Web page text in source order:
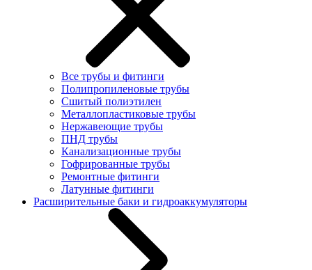
Все трубы и фитинги
Полипропиленовые трубы
Сшитый полиэтилен
Металлопластиковые трубы
Нержавеющие трубы
ПНД трубы
Канализационные трубы
Гофрированные трубы
Ремонтные фитинги
Латунные фитинги
Расширительные баки и гидроаккумуляторы